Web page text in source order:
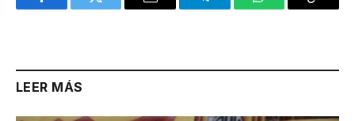
FacebookTwitter Email TelegramWhatsAppCopy
LEER MÁS